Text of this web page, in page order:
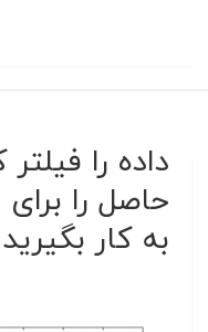
داده را
حاصل را
به کار